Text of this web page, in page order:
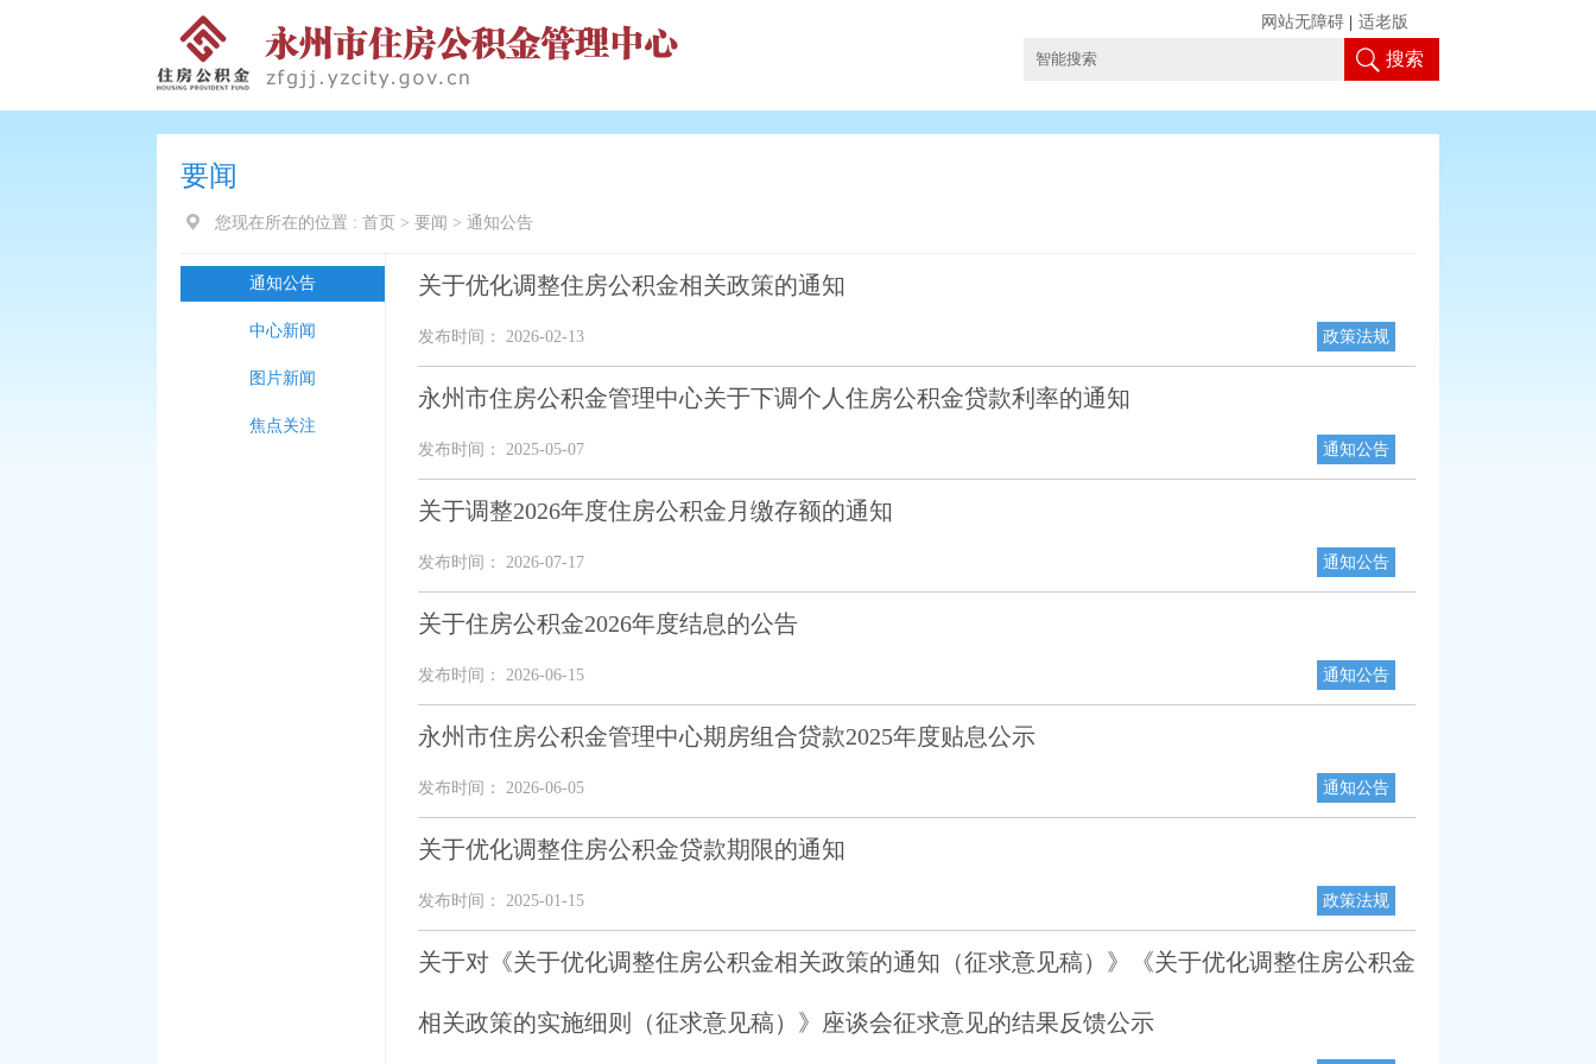
搜索
网站无障碍 适老版
要闻
您现在所在的位置 : 首页 > 要闻 > 通知公告
通知公告
中心新闻
图片新闻
焦点关注
关于优化调整住房公积金相关政策的通知
发布时间： 2026-02-13 政策法规
永州市住房公积金管理中心关于下调个人住房公积金贷款利率的通知
发布时间： 2025-05-07 通知公告
关于调整2026年度住房公积金月缴存额的通知
发布时间： 2026-07-17 通知公告
关于住房公积金2026年度结息的公告
发布时间： 2026-06-15 通知公告
永州市住房公积金管理中心期房组合贷款2025年度贴息公示
发布时间： 2026-06-05 通知公告
关于优化调整住房公积金贷款期限的通知
发布时间： 2025-01-15 政策法规
关于对《关于优化调整住房公积金相关政策的通知（征求意见稿）》《关于优化调整住房公积金
相关政策的实施细则（征求意见稿）》座谈会征求意见的结果反馈公示